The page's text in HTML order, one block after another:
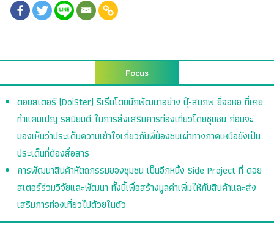
Focus
ดอยสเตอร์ (DoiSter) ริเริ่มโดยนักพัฒนาอย่าง ปุ๊-สมภพ ยี่จอหอ ที่เคย
ทำแคมเปญ รสนิยมดี ในการส่งเสริมการท่องเที่ยวโดยชุมชน ก่อนจะ
มองเห็นว่าประเด็นความเข้าใจเกี่ยวกับพี่น้องชนเผ่าทางภาคเหนือยังเป็น
ประเด็นที่ต้องสื่อสาร
การพัฒนาสินค้าหัตถกรรมของชุมชน เป็นอีกหนึ่ง Side Project ที่ ดอย
สเตอร์ร่วมวิจัยและพัฒนา ทั้งนี้เพื่อสร้างมูลค่าเพิ่มให้กับสินค้าและส่ง
เสริมการท่องเที่ยวไปด้วยในตัว